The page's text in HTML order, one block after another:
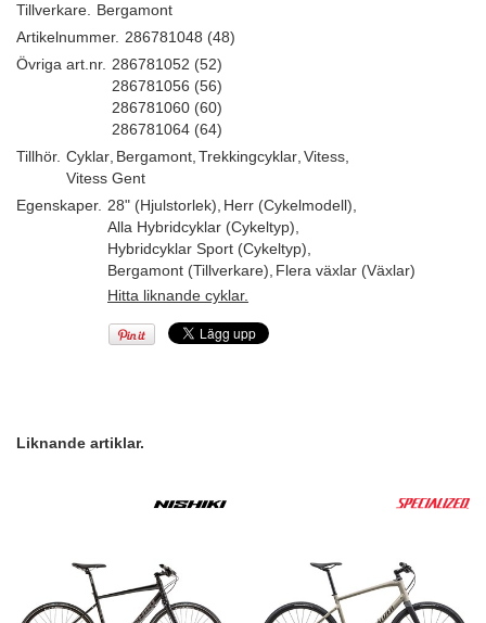
Tillverkare.
Bergamont
Artikelnummer. 286781048 (48)
Övriga art.nr. 286781052 (52)
286781056 (56)
286781060 (60)
286781064 (64)
Tillhör. Cyklar Bergamont Trekkingcyklar Vitess
Vitess Gent
Egenskaper. 28" (Hjulstorlek) Herr (Cykelmodell)
Alla Hybridcyklar (Cykeltyp)
Hybridcyklar Sport (Cykeltyp)
Bergamont (Tillverkare) Flera växlar (Växlar)
Hitta liknande cyklar.
Liknande artiklar.